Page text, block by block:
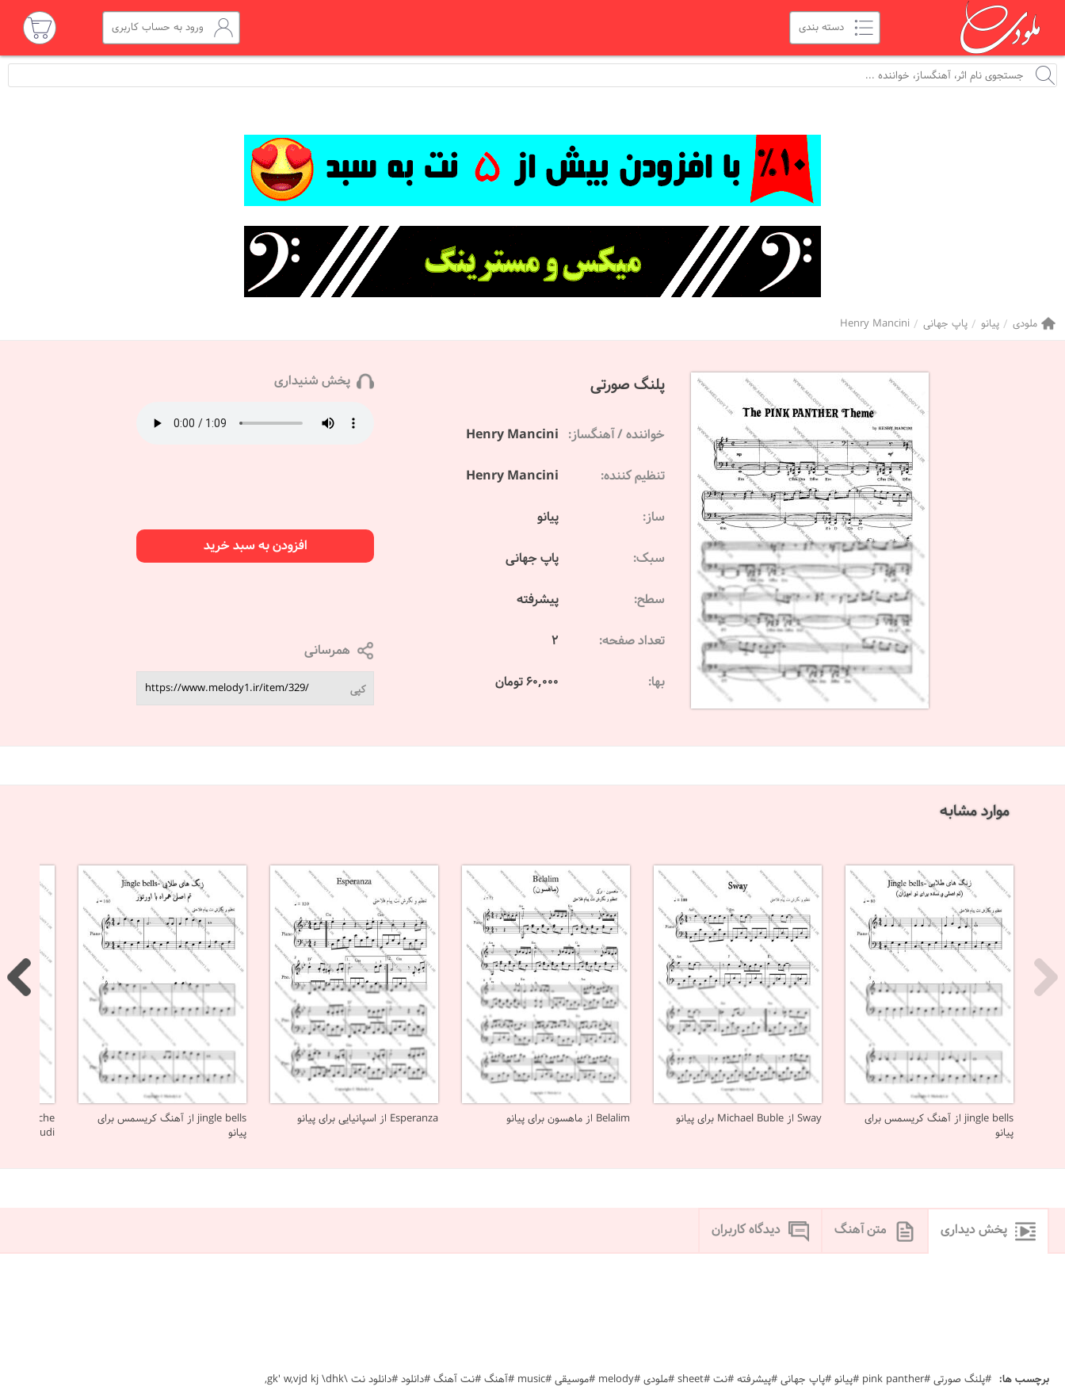
ورود به حساب کاربری
ملودی پیانو پاپ جهانی Henry Mancini
پلنگ صورتی
خواننده / آهنگساز: Henry Mancini
تنظیم کننده: Henry Mancini
ساز: پیانو
سبک: پاپ جهانی
سطح: پیشرفته
تعداد صفحه: 2
بها: 60,000 تومان
پخش شنیداری
افزودن به سبد خرید
همرسانی
کپی
موارد مشابه
jingle bells از آهنگ کریسمس برای
پیانو
Sway از Michael Buble برای پیانو Belalim از ماهسون برای پیانو Esperanza از اسپانیایی برای پیانو
jingle bells از آهنگ کریسمس برای
پیانو
Einaudi برای پیانو
پخش دیداری متن آهنگ دیدگاه کاربران
برچسب ها: #پلنگ صورتی #pink panther #پیانو #پاپ جهانی #پیشرفته #نت #sheet #ملودی #melody #موسیقی #music #آهنگ #نت آهنگ #دانلود #دانلود نت \gk' w,vjd kj \dhk,